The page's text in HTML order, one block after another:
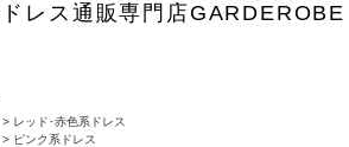
レス通販専門店GARDEROBE
> レッド･赤色系ドレス
> ピンク系ドレス